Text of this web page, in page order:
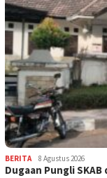
BERITA 8 Agustus 2026
Dugaan Pungli